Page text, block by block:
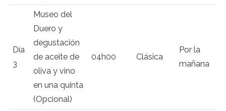
Día
3
Museo del
Duero y
degustación
de aceite de
oliva y vino
en una quinta
(Opcional)
04h00 Clásica
Por la
mañana